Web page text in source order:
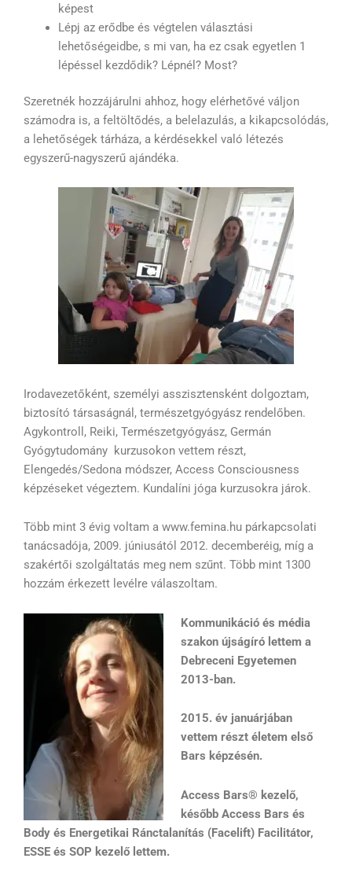
képest
Lépj az erődbe és végtelen választási
lehetőségeidbe, s mi van, ha ez csak egyetlen 1
lépéssel kezdődik? Lépnél? Most?
Szeretnék hozzájárulni ahhoz, hogy elérhetővé váljon
számodra is, a feltöltődés, a belelazulás, a kikapcsolódás,
a lehetőségek tárháza, a kérdésekkel való létezés
egyszerű-nagyszerű ajándéka.
Irodavezetőként, személyi asszisztensként dolgoztam,
biztosító társaságnál, természetgyógyász rendelőben.
Agykontroll, Reiki, Természetgyógyász, Germán
Gyógytudomány kurzusokon vettem részt,
Elengedés/Sedona módszer, Access Consciousness
képzéseket végeztem. Kundalíni jóga kurzusokra járok.
Több mint 3 évig voltam a www.femina.hu párkapcsolati
tanácsadója, 2009. júniusától 2012. decemberéig, míg a
szakértői szolgáltatás meg nem szűnt. Több mint 1300
hozzám érkezett levélre válaszoltam.
Kommunikáció és média
szakon újságíró lettem a
Debreceni Egyetemen
2013-ban.
2015. év januárjában
vettem részt életem első
Bars képzésén.
Access Bars® kezelő,
később Access Bars és
Body és Energetikai Ránctalanítás (Facelift) Facilitátor,
ESSE és SOP kezelő lettem.